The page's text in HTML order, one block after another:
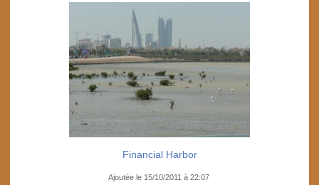
Financial Harbor
Ajoutée le 15/10/2011 à 22:07